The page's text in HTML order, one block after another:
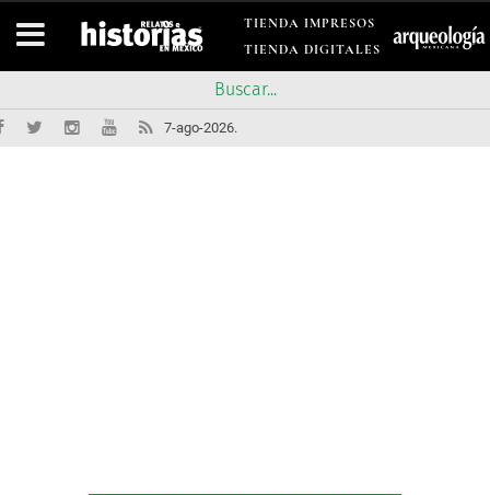
TIENDA IMPRESOS
TIENDA DIGITALES
7-ago-2026.